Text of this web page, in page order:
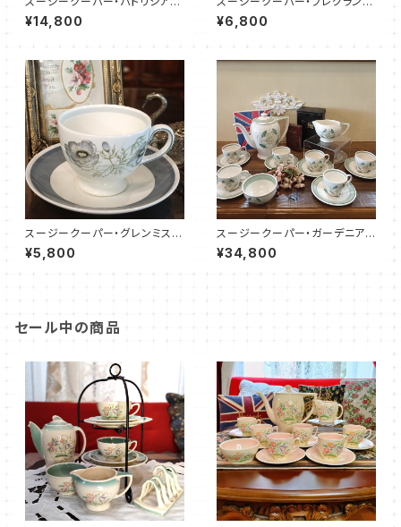
ーズ・プレート（リボン＆スパイラ
ル）SCPA0091
¥14,800
ス・カップ＆ソーサー（SCFR160
6）
¥6,800
スージークーパー・グレンミス
ト・カップ＆ソーサー（SCGM01
00）
¥5,800
スージークーパー・ガーデニア・
フルセット（SCDR9004）
¥34,800
セール中の商品